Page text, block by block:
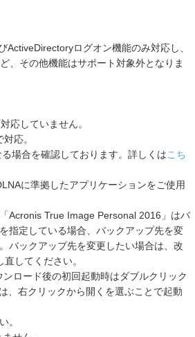
ログオン機能のみ対応し、
、その他機能はサポート対象外となりま
応していません。
応。
場合を確認しております。詳しくはこち
に準拠したアプリケーションをご使用
Acronis True Image Personal 2016」はバ
指定している場合、バックアップ先を変
バックアップ先を変更したい場合は、改
してください。
ロード後の初回起動時はダブルクリック
、右クリックから開くを選ぶことで起動
。